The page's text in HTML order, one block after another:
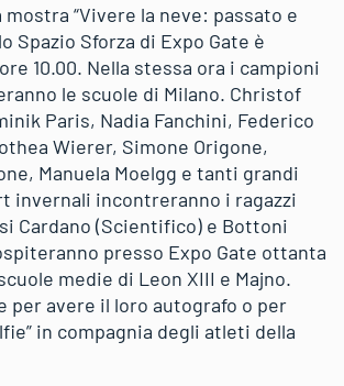
mostra “Vivere la neve: passato e
Spazio Sforza di Expo Gate è
10.00. Nella stessa ora i campioni
le scuole di Milano. Christof
Paris, Nadia Fanchini, Federico
Wierer, Simone Origone,
Manuela Moelgg e tanti grandi
invernali incontreranno i ragazzi
Cardano (Scientifico) e Bottoni
presso Expo Gate ottanta
medie di Leon XIII e Majno.
per avere il loro autografo o per
in compagnia degli atleti della